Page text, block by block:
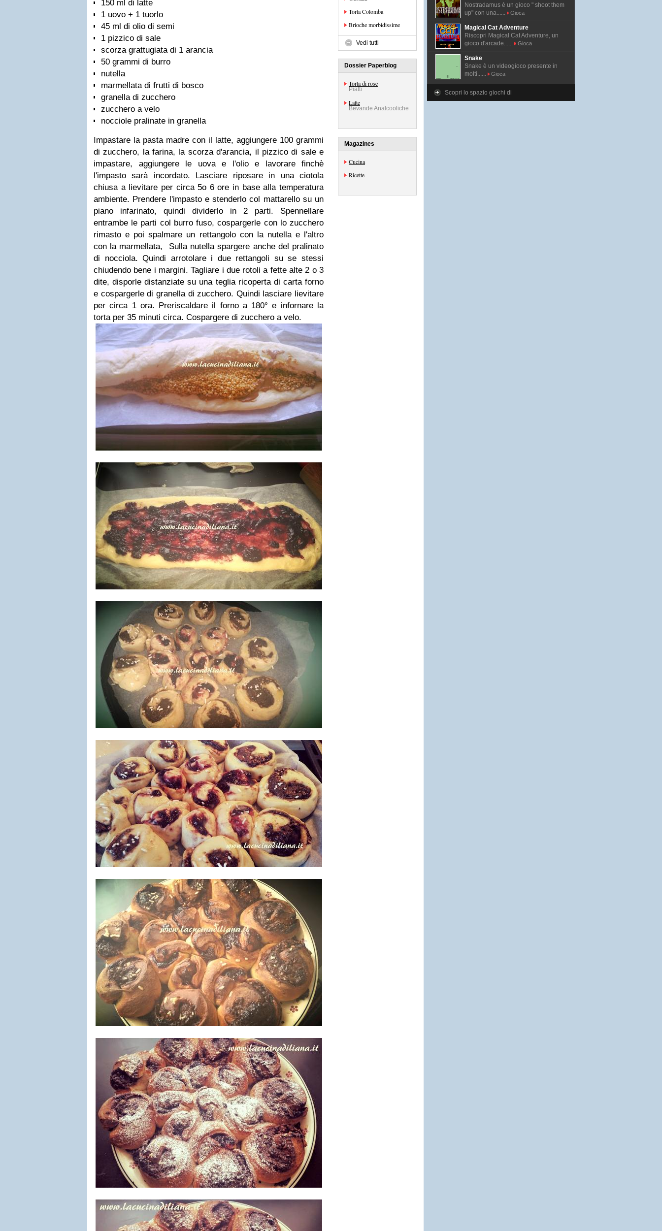
150 ml di latte
1 uovo + 1 tuorlo
45 ml di olio di semi
1 pizzico di sale
scorza grattugiata di 1 arancia
50 grammi di burro
nutella
marmellata di frutti di bosco
granella di zucchero
zucchero a velo
nocciole pralinate in granella
Impastare la pasta madre con il latte, aggiungere 100 grammi
di zucchero, la farina, la scorza d'arancia, il pizzico di sale e
impastare, aggiungere le uova e l'olio e lavorare finchè
l'impasto sarà incordato. Lasciare riposare in una ciotola
chiusa a lievitare per circa 5o 6 ore in base alla temperatura
ambiente. Prendere l'impasto e stenderlo col mattarello su un
piano infarinato, quindi dividerlo in 2 parti. Spennellare
entrambe le parti col burro fuso, cospargerle con lo zucchero
rimasto e poi spalmare un rettangolo con la nutella e l'altro
con la marmellata, Sulla nutella spargere anche del pralinato
di nocciola. Quindi arrotolare i due rettangoli su se stessi
chiudendo bene i margini. Tagliare i due rotoli a fette alte 2 o 3
dite, disporle distanziate su una teglia ricoperta di carta forno
e cospargerle di granella di zucchero. Quindi lasciare lievitare
per circa 1 ora. Preriscaldare il forno a 180° e infornare la
torta per 35 minuti circa. Cospargere di zucchero a velo.
Torta Colomba
Brioche morbidissime
Vedi tutti
Dossier Paperblog
Torta di rose
Piatti
Latte
Bevande Analcooliche
Magazines
Cucina
Ricette
Nostradamus è un gioco " shoot them
up" con una......
Gioca
Magical Cat Adventure
Riscopri Magical Cat Adventure, un
gioco d'arcade......
Gioca
Snake
Snake è un videogioco presente in
molti......
Gioca
Scopri lo spazio giochi di